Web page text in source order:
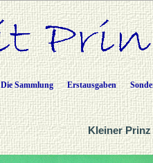
Die Sammlung Erstausgaben
Kleiner Prinz